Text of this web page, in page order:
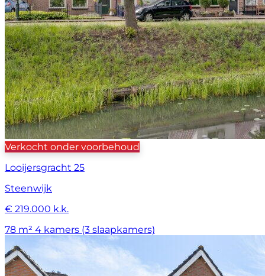
Verkocht onder voorbehoud
Looijersgracht 25
Steenwijk
€ 219.000 k.k.
78 m² 4 kamers (3 slaapkamers)